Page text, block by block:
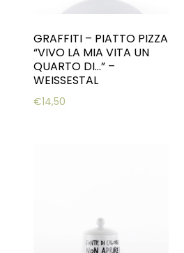
GRAFFITI – PIATTO PIZZA
“VIVO LA MIA VITA UN
QUARTO DI…” –
WEISSESTAL
€14,50